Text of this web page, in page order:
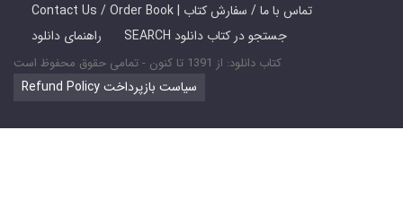
Contact Us / Order Book | تماس با ما / سفارش کتاب
راهنمای دانلود
SEARCH جستجو در کتاب دانلود
کتاب دانلود: از 1391 تا کنون - تمامی حقوق محفوظ است
Refund Policy سیاست بازپرداخت